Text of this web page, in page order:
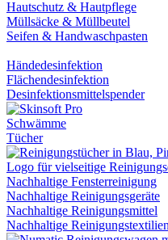
Hautschutz & Hautpflege
Müllsäcke & Müllbeutel
Seifen & Handwaschpasten
Händedesinfektion
Flächendesinfektion
Desinfektionsmittelspender
Schwämme
Tücher
Nachhaltige Fensterreinigung
Nachhaltige Reinigungsgeräte
Nachhaltige Reinigungsmittel
Nachhaltige Reinigungstextilien